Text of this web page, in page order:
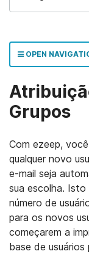
OPEN
Grupos
Com ezeep,
qualquer novo
e-mail seja
sua escolha.
número de
para os novos
começarem a
base de usuários